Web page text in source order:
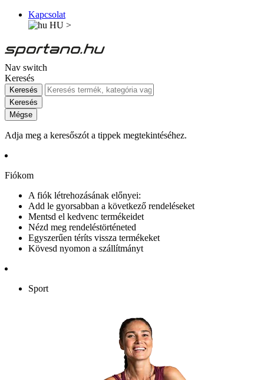
Kapcsolat
HU >
Nav switch
Keresés
Keresés
Keresés
Mégse
Adja meg a keresőszót a tippek megtekintéséhez.
Fiókom
A fiók létrehozásának előnyei:
Add le gyorsabban a következő rendeléseket
Mentsd el kedvenc termékeidet
Nézd meg rendeléstörténeted
Egyszerűen téríts vissza termékeket
Kövesd nyomon a szállítmányt
Sport